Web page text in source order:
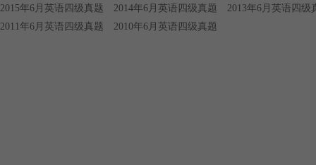
2015年6月英语四级真题
2014年6月英语四级真题
2013年6月英语四级
2011年6月英语四级真题
2010年6月英语四级真题